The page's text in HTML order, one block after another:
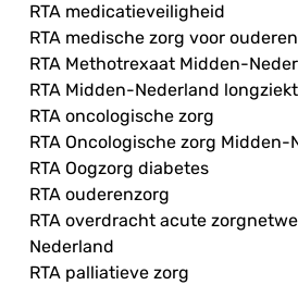
RTA medicatieveiligheid
RTA medische zorg voor
RTA Methotrexaat Midden-
RTA Midden-Nederland
RTA oncologische zorg
RTA Oncologische zorg Midden-
RTA Oogzorg diabetes
RTA ouderenzorg
RTA overdracht acute
Nederland
RTA palliatieve zorg